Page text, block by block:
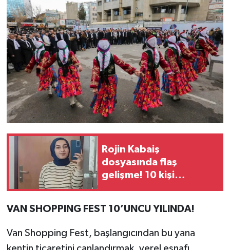
Rojin Kabaiş
dosyasında flaş
gelişme! 10 kişi
VAN SHOPPING FEST 10’UNCU YILINDA!
Van Shopping Fest, başlangıcından bu yana